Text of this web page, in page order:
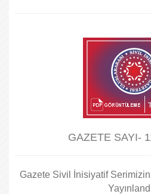
GAZETE SAYI-
Gazete Sivil İnisiyatif Serimizin